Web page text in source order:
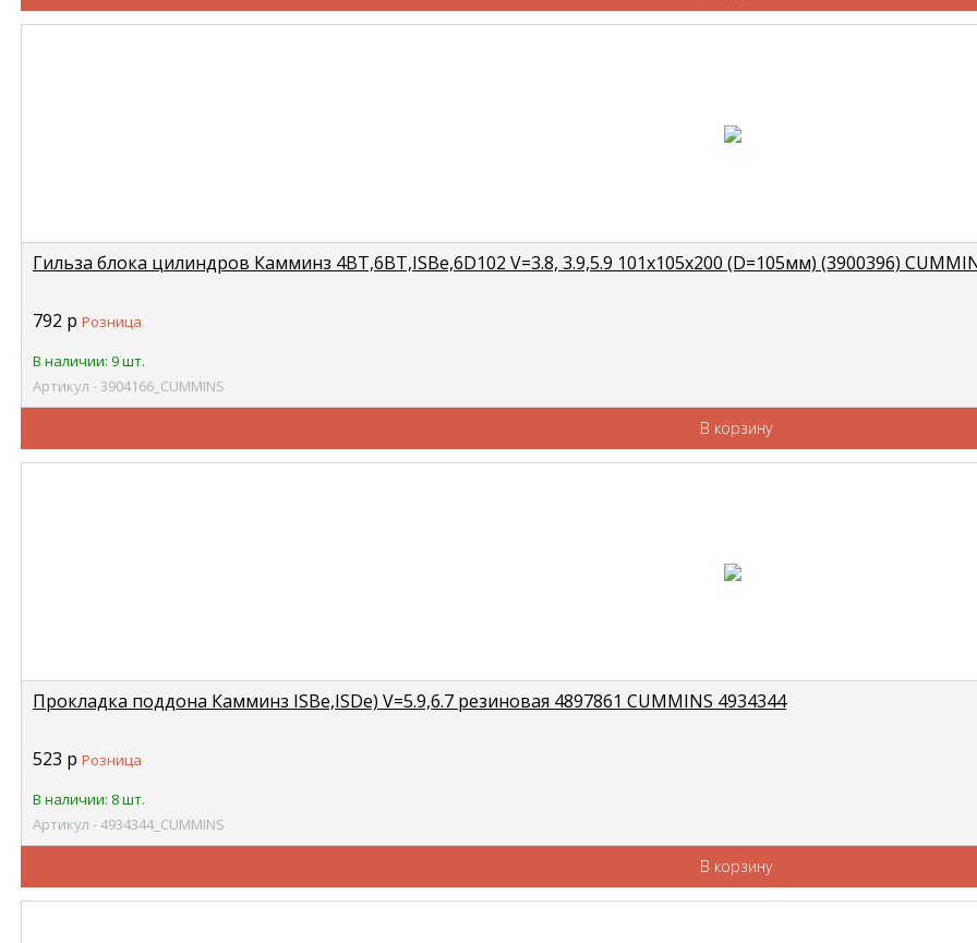
Гильза блока цилиндров Камминз 4BT,6BT,ISBe,6D102 V=3.8, 3.9,5.9 101x105x200 (D=105мм) (3900396)
792 р Розница
В наличии: 9 шт.
Артикул - 3904166_CUMMINS
В корзину
Прокладка поддона Камминз ISBe,ISDe) V=5.9,6.7 резиновая 4897861 CUMMINS 4934344
523 р Розница
В наличии: 8 шт.
Артикул - 4934344_CUMMINS
В корзину